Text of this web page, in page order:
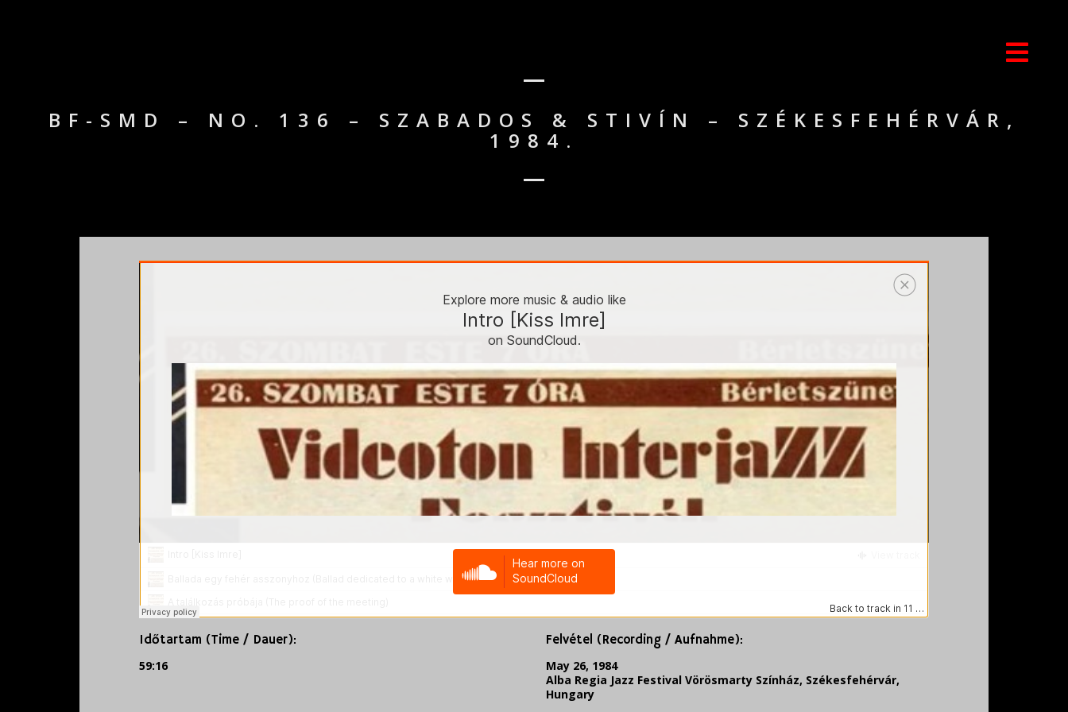
BF-SMD – NO. 136 – SZABADOS & STIVÍN – SZÉKESFEHÉRVÁR,
1984.
Időtartam (Time / Dauer):
59:16
Felvétel (Recording / Aufnahme):
May 26, 1984
Alba Regia Jazz Festival Vörösmarty Színház, Székesfehérvár,
Hungary